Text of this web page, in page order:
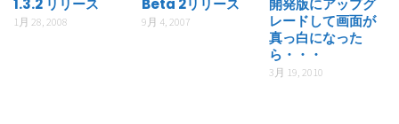
1月 28, 2008 9月 4, 2007
レードして画面が
真っ白になった
ら・・・
3月 19, 2010